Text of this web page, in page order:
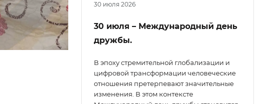
30 июля 2026
30 июля – Международный день
дружбы.
В эпоху стремительной глобализации и
цифровой трансформации человеческие
отношения претерпевают значительные
изменения. В этом контексте